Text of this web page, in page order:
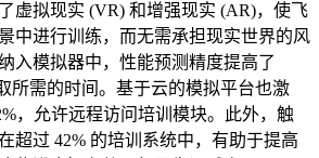
虚拟现实 (VR) 和增强现实 (AR)，使飞
中进行训练，而无需承担现实世界的风
入模拟器中，性能预测精度提高了
所需的时间。基于云的模拟平台也激
，允许远程访问培训模块。此外，触
超过 42% 的培训系统中，有助于提高